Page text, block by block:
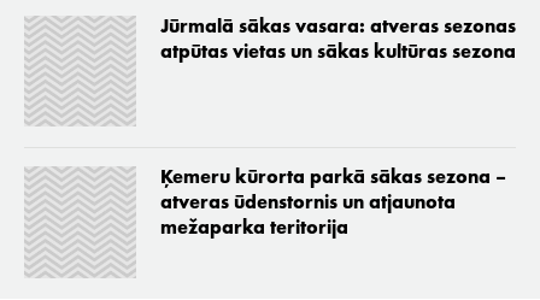
Jūrmalā sākas vasara: atveras sezonas
atpūtas vietas un sākas kultūras sezona
Ķemeru kūrorta parkā sākas sezona –
atveras ūdenstornis un atjaunota
mežaparka teritorija